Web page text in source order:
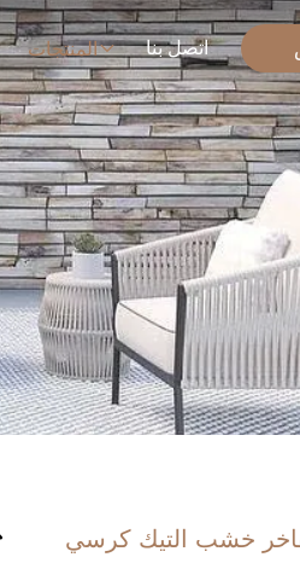
المنتجات اتصل بنا
خشب التيك كرسي